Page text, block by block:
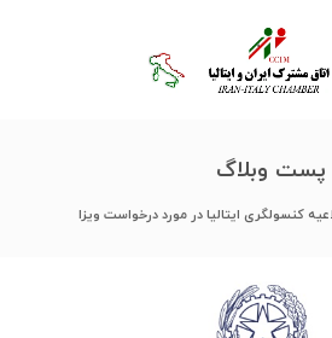
پست وبلاگ
کنسولگری ایتالیا در مورد درخواست ویزا